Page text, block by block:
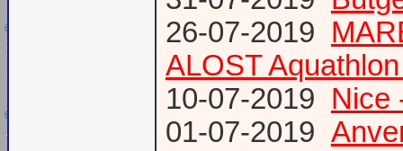
26-07-2019
ALOST
10-07-2019 Nice
01-07-2019